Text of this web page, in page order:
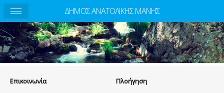
Eπικοινωνία Πλοήγηση
ΔΗΜΟΣ ΑΝΑΤΟΛΙΚΗΣ ΜΑΝΗΣ